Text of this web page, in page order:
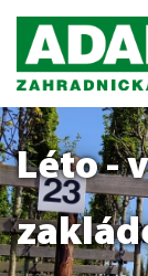
Léto -